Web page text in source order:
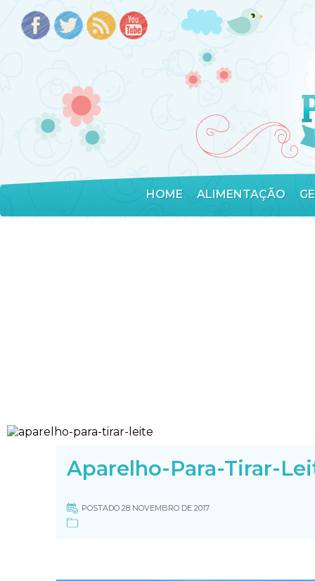
HOME ALIMENTAÇÃO
Aparelho-Para-Tirar-
POSTADO 28 NOVEMBRO DE 2017